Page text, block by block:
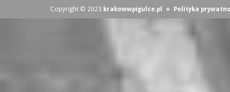
Copyright © 2023 krakowwpigulce.pl ∗ Polityka